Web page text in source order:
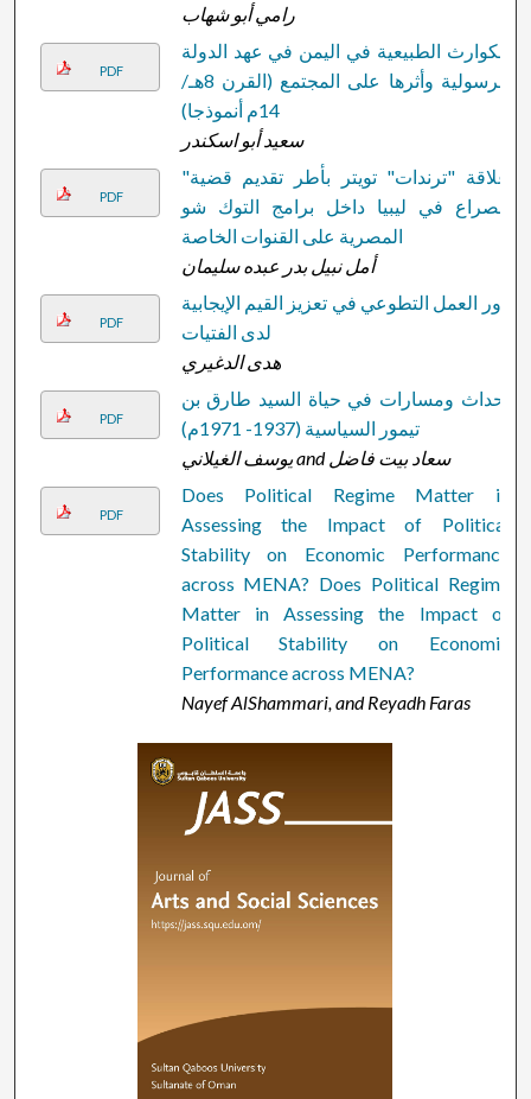
رامي أبو شهاب
PDF
الكوارث الطبيعية في اليمن في عهد الدولة
الرسولية وأثرها على المجتمع (القرن 8هـ/
14م أنموذجا)
سعيد أبو اسكندر
PDF
علاقة "ترندات" تويتر بأطر تقديم قضية"
الصراع في ليبيا داخل برامج التوك شو
المصرية على القنوات الخاصة
أمل نبيل بدر عبده سليمان
PDF
دور العمل التطوعي في تعزيز القيم الإيجابية
لدى الفتيات
هدى الدغيري
PDF
أحداث ومسارات في حياة السيد طارق بن
تيمور السياسية (1937- 1971م)
يوسف الغيلاني and سعاد بيت فاضل
PDF
Does Political Regime Matter in
Assessing the Impact of Political
Stability on Economic Performance
across MENA? Does Political Regime
Matter in Assessing the Impact of
Political Stability on Economic
Performance across MENA?
Nayef AlShammari, and Reyadh Faras